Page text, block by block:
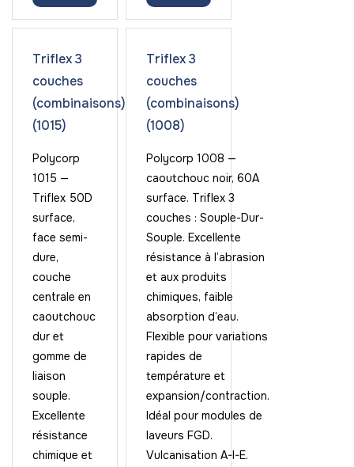
Triflex 3
couches
(combinaisons)
(1015)
Polycorp
1015 —
Triflex 50D
surface,
face semi-
dure,
couche
centrale en
caoutchouc
dur et
gomme de
liaison
souple.
Excellente
résistance
chimique et
Triflex 3
couches
(combinaisons)
(1008)
Polycorp 1008 —
caoutchouc noir, 60A
surface. Triflex 3
couches : Souple-Dur-
Souple. Excellente
résistance à l’abrasion
et aux produits
chimiques, faible
absorption d’eau.
Flexible pour variations
rapides de
température et
expansion/contraction.
Idéal pour modules de
laveurs FGD.
Vulcanisation A-I-E.